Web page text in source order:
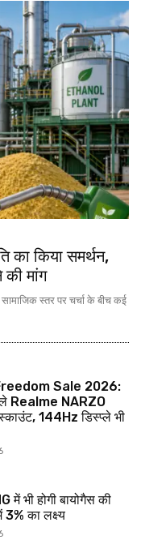
का किया समर्थन,
मांग
स्तर पर चर्चा के बीच कई
Sale 2026:
Realme NARZO
144Hz डिस्प्ले भी
में भी होगी बायोगैस की
3% का लक्ष्य